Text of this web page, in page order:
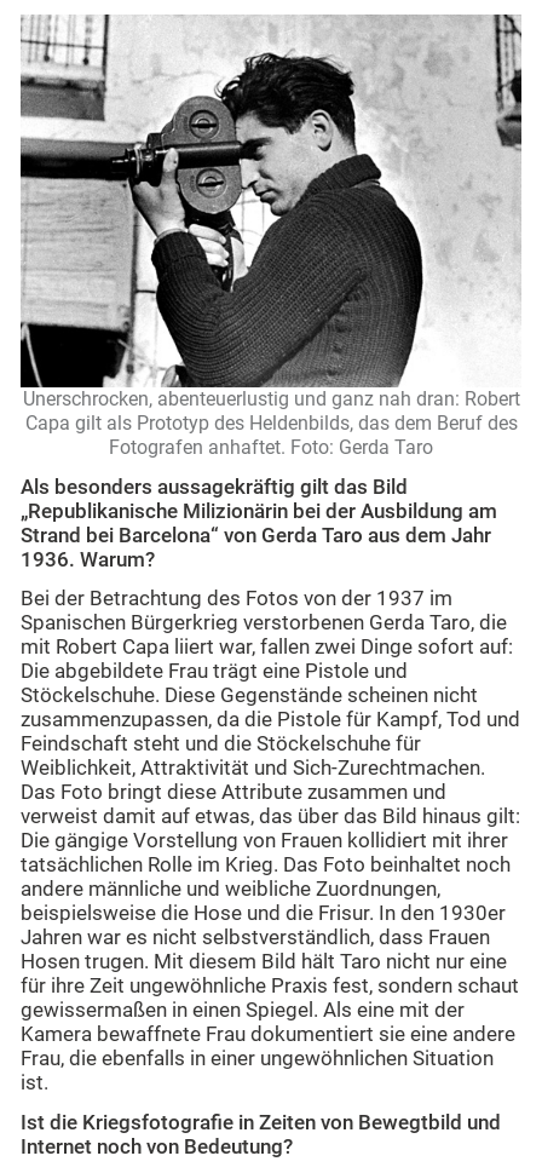
Unerschrocken, abenteuerlustig und ganz nah dran: Robert
Capa gilt als Prototyp des Heldenbilds, das dem Beruf des
Fotografen anhaftet. Foto: Gerda Taro
Als besonders aussagekräftig gilt das Bild
„Republikanische Milizionärin bei der Ausbildung am
Strand bei Barcelona“ von Gerda Taro aus dem Jahr
1936. Warum?
Bei der Betrachtung des Fotos von der 1937 im
Spanischen Bürgerkrieg verstorbenen Gerda Taro, die
mit Robert Capa liiert war, fallen zwei Dinge sofort auf:
Die abgebildete Frau trägt eine Pistole und
Stöckelschuhe. Diese Gegenstände scheinen nicht
zusammenzupassen, da die Pistole für Kampf, Tod und
Feindschaft steht und die Stöckelschuhe für
Weiblichkeit, Attraktivität und Sich-Zurechtmachen.
Das Foto bringt diese Attribute zusammen und
verweist damit auf etwas, das über das Bild hinaus gilt:
Die gängige Vorstellung von Frauen kollidiert mit ihrer
tatsächlichen Rolle im Krieg. Das Foto beinhaltet noch
andere männliche und weibliche Zuordnungen,
beispielsweise die Hose und die Frisur. In den 1930er
Jahren war es nicht selbstverständlich, dass Frauen
Hosen trugen. Mit diesem Bild hält Taro nicht nur eine
für ihre Zeit ungewöhnliche Praxis fest, sondern schaut
gewissermaßen in einen Spiegel. Als eine mit der
Kamera bewaffnete Frau dokumentiert sie eine andere
Frau, die ebenfalls in einer ungewöhnlichen Situation
ist.
Ist die Kriegsfotografie in Zeiten von Bewegtbild und
Internet noch von Bedeutung?